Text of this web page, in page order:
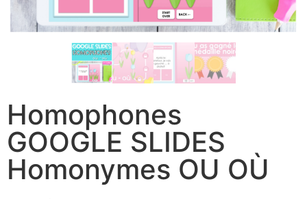
Homophones
GOOGLE SLIDES
Homonymes OU OÙ